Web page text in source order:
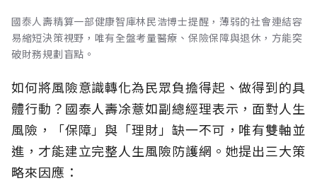
國泰人壽精算一部健康智庫林民浩博士提醒，薄弱的社會連結容
易縮短決策視野，唯有全盤考量醫療、保險保障與退休，方能突
破財務規劃盲點。
如何將風險意識轉化為民眾負擔得起、做得到的具
體行動？國泰人壽凃薏如副總經理表示，面對人生
風險，「保障」與「理財」缺一不可，唯有雙軸並
進，才能建立完整人生風險防護網。她提出三大策
略來因應：